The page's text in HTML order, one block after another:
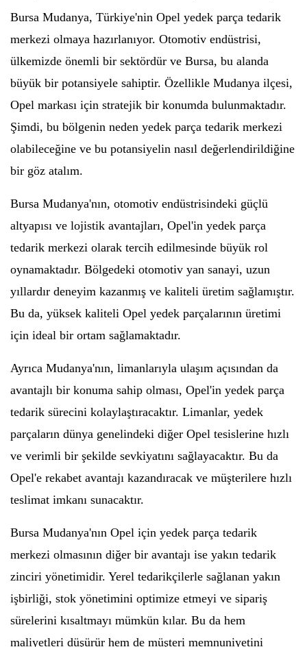
Bursa Mudanya, Türkiye'nin Opel yedek parça tedarik
merkezi olmaya hazırlanıyor. Otomotiv endüstrisi,
ülkemizde önemli bir sektördür ve Bursa, bu alanda
büyük bir potansiyele sahiptir. Özellikle Mudanya ilçesi,
Opel markası için stratejik bir konumda bulunmaktadır.
Şimdi, bu bölgenin neden yedek parça tedarik merkezi
olabileceğine ve bu potansiyelin nasıl değerlendirildiğine
bir göz atalım.
Bursa Mudanya'nın, otomotiv endüstrisindeki güçlü
altyapısı ve lojistik avantajları, Opel'in yedek parça
tedarik merkezi olarak tercih edilmesinde büyük rol
oynamaktadır. Bölgedeki otomotiv yan sanayi, uzun
yıllardır deneyim kazanmış ve kaliteli üretim sağlamıştır.
Bu da, yüksek kaliteli Opel yedek parçalarının üretimi
için ideal bir ortam sağlamaktadır.
Ayrıca Mudanya'nın, limanlarıyla ulaşım açısından da
avantajlı bir konuma sahip olması, Opel'in yedek parça
tedarik sürecini kolaylaştıracaktır. Limanlar, yedek
parçaların dünya genelindeki diğer Opel tesislerine hızlı
ve verimli bir şekilde sevkiyatını sağlayacaktır. Bu da
Opel'e rekabet avantajı kazandıracak ve müşterilere hızlı
teslimat imkanı sunacaktır.
Bursa Mudanya'nın Opel için yedek parça tedarik
merkezi olmasının diğer bir avantajı ise yakın tedarik
zinciri yönetimidir. Yerel tedarikçilerle sağlanan yakın
işbirliği, stok yönetimini optimize etmeyi ve sipariş
sürelerini kısaltmayı mümkün kılar. Bu da hem
maliyetleri düşürür hem de müşteri memnuniyetini